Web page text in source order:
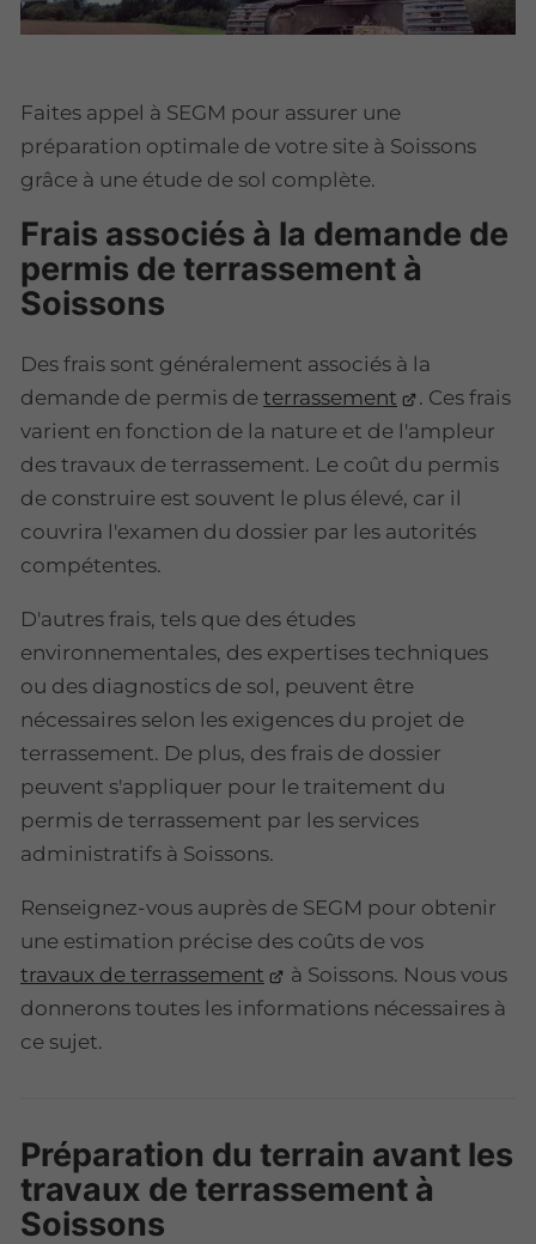
Faites appel à SEGM pour assurer une
préparation optimale de votre site à Soissons
grâce à une étude de sol complète.
Frais associés à la demande de
permis de terrassement à
Soissons
Des frais sont généralement associés à la
demande de permis de terrassement
. Ces frais
varient en fonction de la nature et de l'ampleur
des travaux de terrassement. Le coût du permis
de construire est souvent le plus élevé, car il
couvrira l'examen du dossier par les autorités
compétentes.
D'autres frais, tels que des études
environnementales, des expertises techniques
ou des diagnostics de sol, peuvent être
nécessaires selon les exigences du projet de
terrassement. De plus, des frais de dossier
peuvent s'appliquer pour le traitement du
permis de terrassement par les services
administratifs à Soissons.
Renseignez-vous auprès de SEGM pour obtenir
une estimation précise des coûts de vos
travaux de terrassement
à Soissons. Nous vous
donnerons toutes les informations nécessaires à
ce sujet.
Préparation du terrain avant les
travaux de terrassement à
Soissons